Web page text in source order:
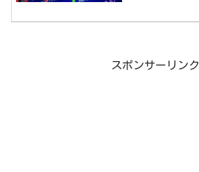
スポンサーリンク